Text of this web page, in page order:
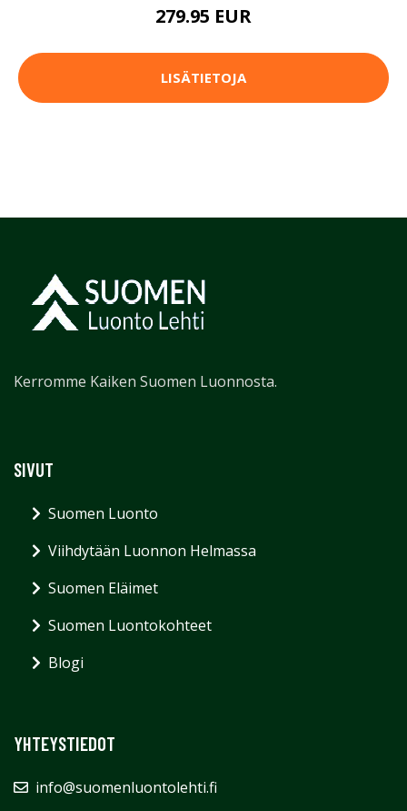
279.95 EUR
LISÄTIETOJA
Kerromme Kaiken Suomen Luonnosta.
SIVUT
Suomen Luonto
Viihdytään Luonnon Helmassa
Suomen Eläimet
Suomen Luontokohteet
Blogi
YHTEYSTIEDOT
info@suomenluontolehti.fi